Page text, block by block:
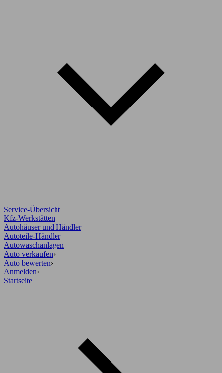
Service-Übersicht
Kfz-Werkstätten
Autohäuser und Händler
Autoteile-Händler
Autowaschanlagen
Auto verkaufen›
Auto bewerten›
Anmelden›
Startseite